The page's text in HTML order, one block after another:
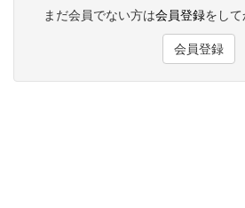
まだ会員でない方は会員登録をして
会員登録